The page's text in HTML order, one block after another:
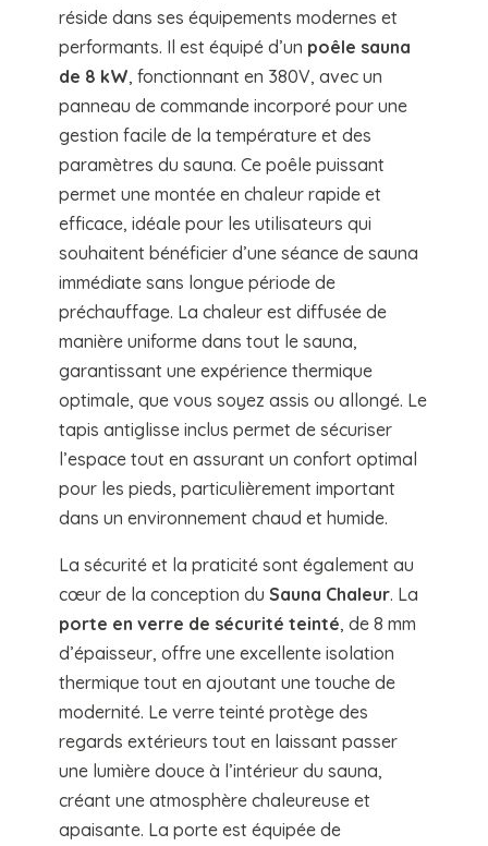
réside dans ses équipements modernes et
performants. Il est équipé d’un poêle sauna
de 8 kW, fonctionnant en 380V, avec un
panneau de commande incorporé pour une
gestion facile de la température et des
paramètres du sauna. Ce poêle puissant
permet une montée en chaleur rapide et
efficace, idéale pour les utilisateurs qui
souhaitent bénéficier d’une séance de sauna
immédiate sans longue période de
préchauffage. La chaleur est diffusée de
manière uniforme dans tout le sauna,
garantissant une expérience thermique
optimale, que vous soyez assis ou allongé. Le
tapis antiglisse inclus permet de sécuriser
l’espace tout en assurant un confort optimal
pour les pieds, particulièrement important
dans un environnement chaud et humide.
La sécurité et la praticité sont également au
cœur de la conception du Sauna Chaleur. La
porte en verre de sécurité teinté, de 8 mm
d’épaisseur, offre une excellente isolation
thermique tout en ajoutant une touche de
modernité. Le verre teinté protège des
regards extérieurs tout en laissant passer
une lumière douce à l’intérieur du sauna,
créant une atmosphère chaleureuse et
apaisante. La porte est équipée de